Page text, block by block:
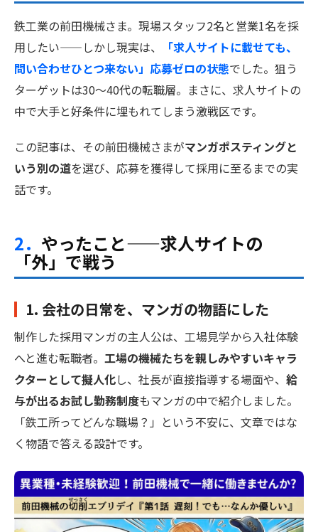
鉄工業の前田機械さま。現場スタッフ2名と営業1名を採
用したい——しかし現実は、
「求人サイトに載せても、
問い合わせひとつ来ない」応募ゼロの状態でした。狙う
ターゲットは30〜40代の転職層。まさに、求人サイトの
中で大手と好条件に埋もれてしまう激戦区です。
この記事は、その前田機械さまがマンガポスティングと
いう別の道を選び、応募を獲得して採用に至るまでの実
話です。
2． やったこと——求人サイトの
「外」で戦う
1. 会社の日常を、マンガの物語にした
制作した採用マンガの主人公は、工場見学から入社体験
へと進む転職者。 工場の機械たちを親しみやすいキャラ
クターとして擬人化し、社長が直接指導する場面や、 給
与が出るお試し勤務制度もマンガの中で紹介しました。
「鉄工所ってどんな職場？」という不安に、文章ではな
く物語で答える設計です。